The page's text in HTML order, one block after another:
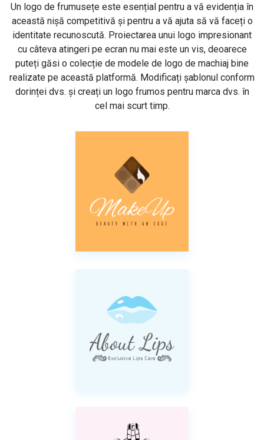
Un logo de frumusețe este esențial pentru a vă evidenția în
această nișă competitivă și pentru a vă ajuta să vă faceți o
identitate recunoscută. Proiectarea unui logo impresionant
cu câteva atingeri pe ecran nu mai este un vis, deoarece
puteți găsi o colecție de modele de logo de machiaj bine
realizate pe această platformă. Modificați șablonul conform
dorinței dvs. și creați un logo frumos pentru marca dvs. în
cel mai scurt timp.